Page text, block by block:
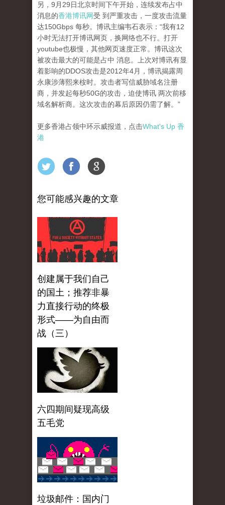
另，9月29日北京时间下午开始，连续发布占中
消息的香港博讯网受 到严重攻击，一度攻击流量
达150Gbps 每秒。博讯主编韦石表示：“我有12
小时无法打开博讯网页，换网络也不行。打开
youtube也极慢，其他网页速度正常。博讯这次
被攻击最大的可能是占中 消息。上次对博讯有显
着影响的DDOS攻击是2012年4月，博讯揭露周
永康涉薄熙来桉时。攻击者写信威胁域名注册
商，并发起每秒50G的攻击，迫使博讯 两次前移
域名解析商。这次攻击的幕后原因仍需了解。”
更多香港占领中环示威报道，点击What's Up 香
港
您可能感兴趣的文章
创建属于我们自己
的国土；推荐非暴
力直接行动的终极
形式——为自由而
战（三）
六四期间疑现高级
五毛党
垃圾邮件：国内门